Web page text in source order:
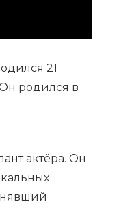
21
родился в
актёра. Он